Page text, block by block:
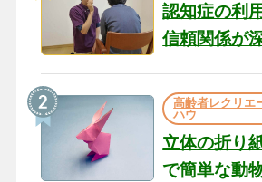
認知症の利
信頼関係が
の現場から
高齢者レクリエ
ハウ
立体の折り
で簡単な動